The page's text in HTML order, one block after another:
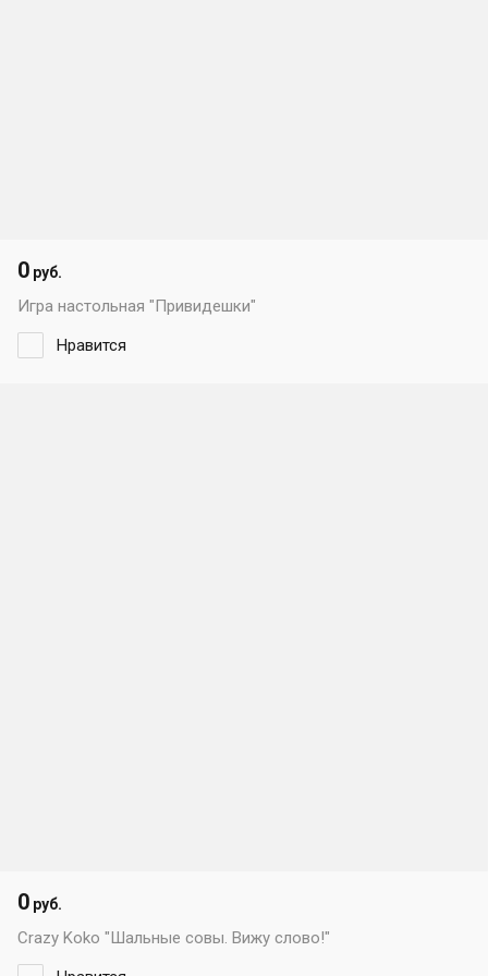
Игра настольная "Привидешки"
0 руб.
Нравится
Crazy Koko "Шальные совы. Вижу слово!"
0 руб.